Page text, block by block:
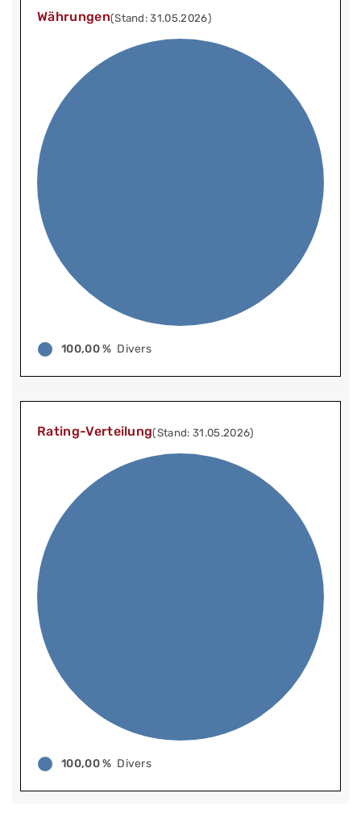
Währungen(Stand: 31.05.2026)
100,00 % Divers
Rating-Verteilung(Stand: 31.05.2026)
100,00 % Divers